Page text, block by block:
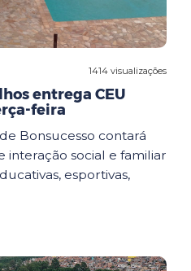
1414 visualizações
entrega CEU
feira
Bonsucesso contará
interação social e familiar
esportivas,